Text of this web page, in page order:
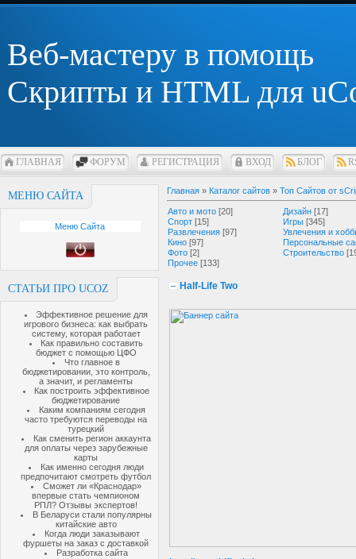
Веб-мастеру в помощь
Скрипты и HTML для
ГЛАВНАЯ ФОРУМ РЕГИСТРАЦИЯ ВХОД БЛОГ
МЕНЮ САЙТА
Меню Сайта
СТАТЬИ ПРО UCOZ
Эффективное решение для
игрового бизнеса: как выбрать
систему, которая работает
Как правильно составить
бюджет с помощью ЦФО
Что главное в
бюджетировании, это контроль,
а значит, и регламенты
Как построить эффективное
бюджетирование
Каким компаниям сегодня
часто требуются переводы на
турецкий
Как сменить регион аккаунта
для оплаты через зарубежные
карты
Как именно сегодня люди
предпочитают смотреть футбол
Сможет ли «Краснодар»
впервые стать чемпионом
РПЛ? Отзывы экспертов!
В Беларуси стали популярны
китайские авто
Когда люди заказывают
фуршеты на заказ с доставкой
Разработка сайта
Главная » Каталог сайтов » Топ Сайтов от
Авто и мото [20] Дизайн [17]
Спорт [15] Игры [345]
Развлечения [97]
Увлечения и
Кино [97]
Персональные
Фото [2] Строительство
Прочее [133]
Half-Life Two